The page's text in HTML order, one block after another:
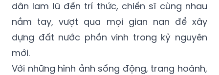
dân lam lũ đến trí thức, chiến sĩ cùng nhau
nắm tay, vượt qua mọi gian nan để xây
dựng đất nước phồn vinh trong kỷ nguyên
mới.
Với những hình ảnh sống động, trang hoành,